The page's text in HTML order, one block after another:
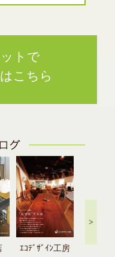
トで
こちら
ｴｺﾃﾞｻﾞｲﾝ工房
OKITA
>